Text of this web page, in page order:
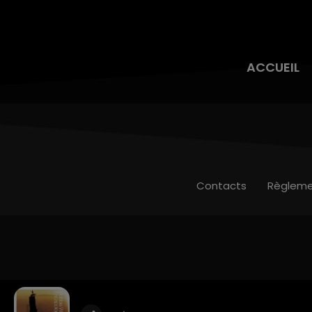
ACCUEIL
Contacts